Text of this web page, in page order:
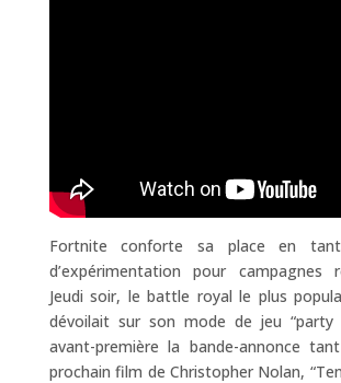
Fortnite conforte sa place en
d’expérimentation pour campagnes
Jeudi soir, le battle royal le plus
dévoilait sur son mode de jeu “party
avant-première la bande-annonce
prochain film de Christopher Nolan,